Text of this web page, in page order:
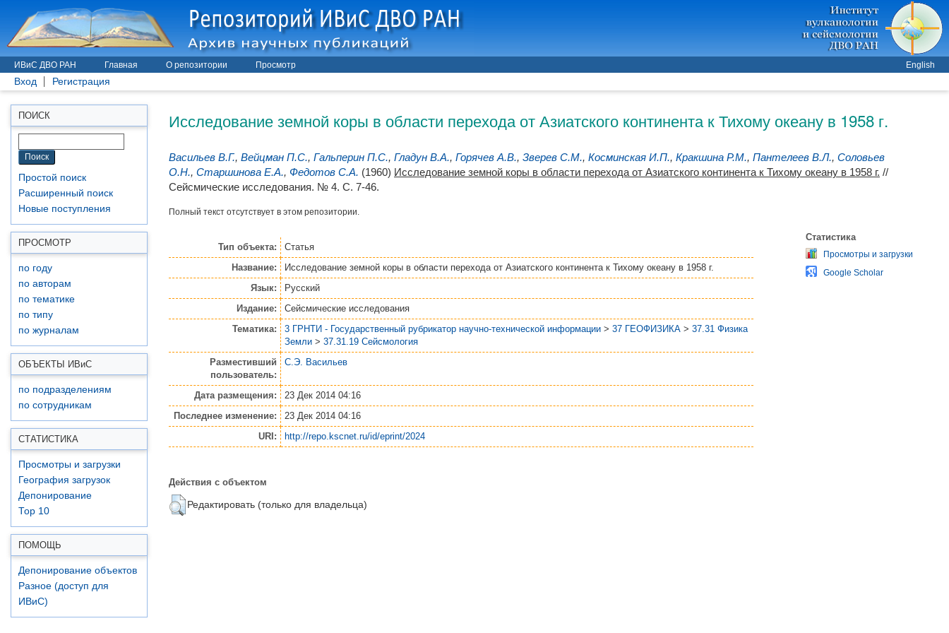
ИВиС ДВО РАН Главная О репозитории Просмотр English
Вход Регистрация
ПОИСК
Простой поиск
Расширенный поиск
Новые поступления
ПРОСМОТР
по году
по авторам
по тематике
по типу
по журналам
ОБЪЕКТЫ ИВиС
по подразделениям
по сотрудникам
СТАТИСТИКА
Просмотры и загрузки
География загрузок
Депонирование
Top 10
ПОМОЩЬ
Депонирование объектов
Разное (доступ для
ИВиС)
Исследование земной коры в области перехода от Азиатского континента к Тихому океану в 1958 г.
Васильев В.Г., Вейцман П.С., Гальперин П.С., Гладун В.А., Горячев А.В., Зверев С.М., Косминская И.П., Кракшина Р.М., Пантелеев В.Л., Соловьев
О.Н., Старшинова Е.А., Федотов С.А. (1960) Исследование земной коры в области перехода от Азиатского континента к Тихому океану в 1958 г. //
Сейсмические исследования. № 4. С. 7-46.
Полный текст отсутствует в этом репозитории.
Тип объекта:
Статья
Название:
Исследование земной коры в области перехода от Азиатского континента к Тихому океану в 1958 г.
Язык:
Русский
Издание:
Сейсмические исследования
Тематика:
3 ГРНТИ - Государственный рубрикатор научно-технической информации > 37 ГЕОФИЗИКА > 37.31 Физика
Земли > 37.31.19 Сейсмология
Разместивший
пользователь:
С.Э. Васильев
Дата размещения:
23 Дек 2014 04:16
Последнее изменение:
23 Дек 2014 04:16
URI:
http://repo.kscnet.ru/id/eprint/2024
Действия с объектом
Редактировать (только для владельца)
Статистика
Просмотры и загрузки
Google Scholar